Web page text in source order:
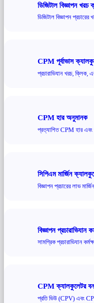
ডিজিটাল বিজ্ঞাপন খরচ
ডিজিটাল বিজ্ঞাপন
CPM পূর্বাভাস
প্রচারাভিযান খরচ, ক্লিক,
CPM হার অনুমানক
প্রত্যাশিত CPM হার
সিপিএম মার্জিন
বিজ্ঞাপন প্রচারের লাভ
বিজ্ঞাপন প্রচারাভিযান
সামগ্রিক প্রচারাভিযান
CPM ক্যালকুলেটর
প্রতি ভিউ (CPV) এবং